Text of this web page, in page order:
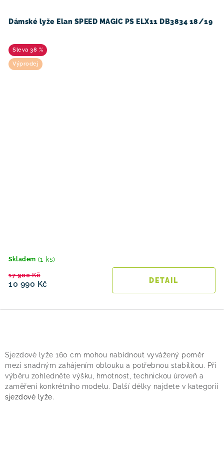
Dámské lyže Elan SPEED MAGIC PS ELX11 DB3834 18/19
38 %
Výprodej
Skladem (1 ks)
10 990 Kč
17 900 Kč
v
l
á
d
a
Sjezdové lyže 160 cm mohou nabídnout vyvážený poměr
mezi snadným zahájením oblouku a potřebnou stabilitou. Při
výběru zohledněte výšku, hmotnost, technickou úroveň a
zaměření konkrétního modelu. Další délky najdete v kategorii
sjezdové lyže.